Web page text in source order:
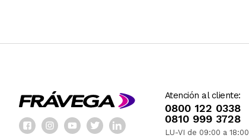
Atención al cliente:
0800 122 0338
0810 999 3728
LU-VI de 09:00 a 18:00